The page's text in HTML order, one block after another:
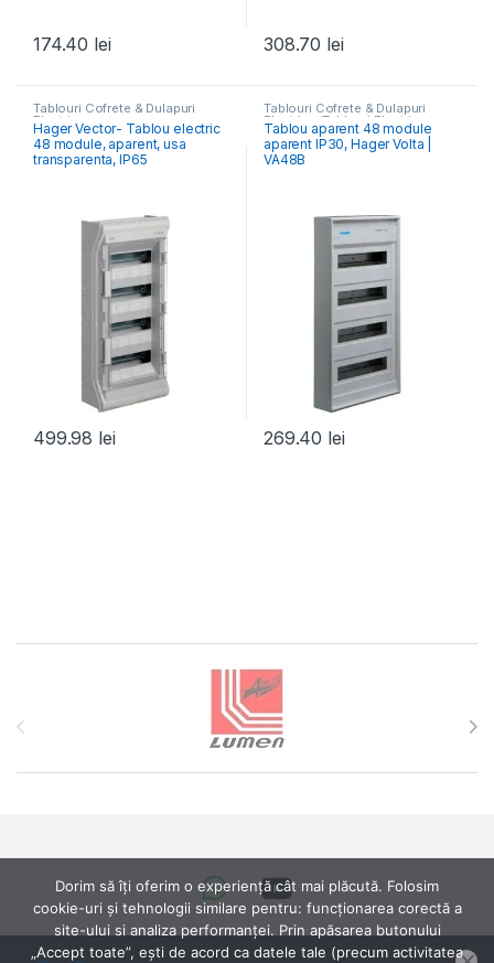
174.40 lei 308.70 lei
Tablouri Cofrete & Dulapuri
Electrice
Hager Vector- Tablou electric
48 module, aparent, usa
transparenta, IP65
499.98 lei
Tablouri Cofrete & Dulapuri
Electrice ,Tablouri Electrice
Rezidențiale Aparente
Tablou aparent 48 module
aparent IP30, Hager Volta |
VA48B
269.40 lei
Dorim să îți oferim o experiență cât mai plăcută. Folosim
cookie-uri și tehnologii similare pentru: funcționarea corectă a
site-ului si analiza performanței. Prin apăsarea butonului
„Accept toate”, ești de acord ca datele tale (precum activitatea